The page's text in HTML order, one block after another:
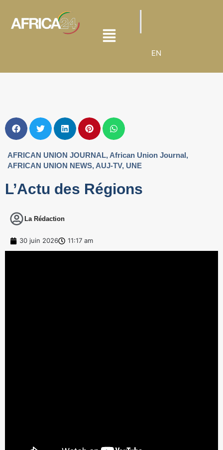
EN
AFRICAN UNION JOURNAL, African Union Journal,
AFRICAN UNION NEWS, AUJ-TV, UNE
L’Actu des Régions
La Rédaction
30 juin 2026 11:17 am